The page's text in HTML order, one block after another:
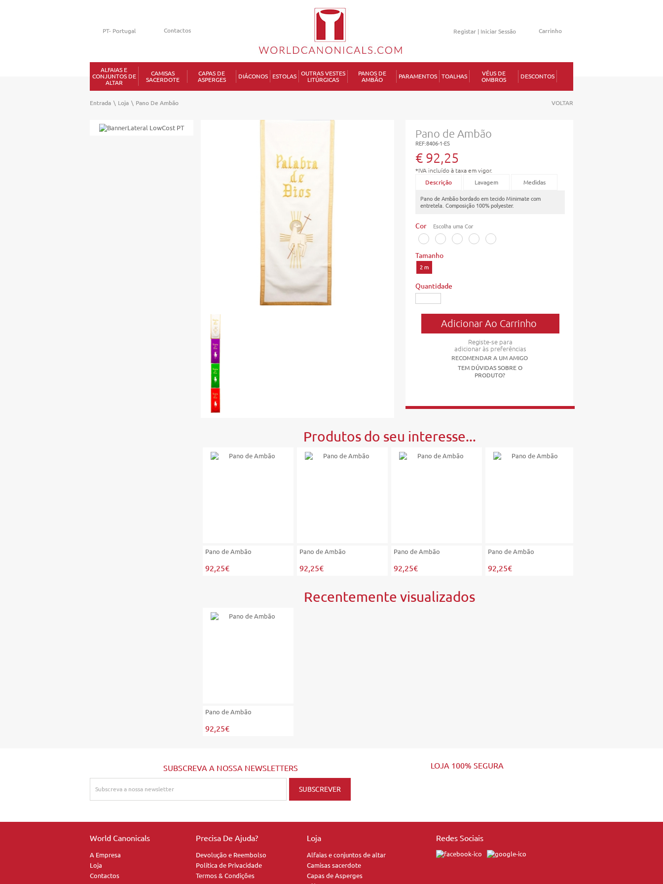
Contactos Carrinho
Registar | Iniciar Sessão
Memorizar
Perdeu a senha?
ALFAIAS E
CONJUNTOS DE
ALTAR
CAMISAS
SACERDOTE
CAPAS DE
ASPERGES
DIÁCONOS ESTOLAS
OUTRAS VESTES
LITÚRGICAS
PANOS DE
AMBÃO
PARAMENTOS TOALHAS
VÉUS DE
OMBROS
DESCONTOS
Entrada \ Loja \ Pano De Ambão VOLTAR
Pano de Ambão
REF:8406-1-ES
€ 92,25
*IVA incluído à taxa em vigor.
Descrição
Lavagem Medidas
Pano de Ambão bordado em tecido Minimate com
entretela. Composição 100% polyester.
Cor Escolha uma Cor
Tamanho
2 m
Quantidade
Registe-se para
adicionar às preferências
RECOMENDAR A UM AMIGO
TEM DÚVIDAS SOBRE O
PRODUTO?
Produtos do seu interesse...
Pano de Ambão
92,25€
Pano de Ambão
92,25€
Pano de Ambão
92,25€
Pano de Ambão
92,25€
Recentemente visualizados
Pano de Ambão
92,25€
SUBSCREVA A NOSSA NEWSLETTERS LOJA 100% SEGURA
World Canonicals
A Empresa
Loja
Contactos
Precisa De Ajuda?
Devolução e Reembolso
Política de Privacidade
Termos & Condições
Loja
Alfaias e conjuntos de altar
Camisas sacerdote
Capas de Asperges
Redes Sociais